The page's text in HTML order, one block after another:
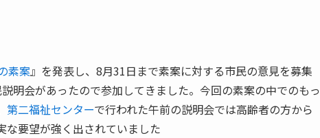
素案』を発表し、8月31日まで素案に対する市民の意見を募集
明会があったので参加してきました。今回の素案の中でのもっ
第二福祉センターで行われた午前の説明会では高齢者の方から
な要望が強く出されていました